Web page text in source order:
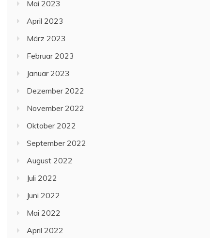
Mai 2023
April 2023
März 2023
Februar 2023
Januar 2023
Dezember 2022
November 2022
Oktober 2022
September 2022
August 2022
Juli 2022
Juni 2022
Mai 2022
April 2022